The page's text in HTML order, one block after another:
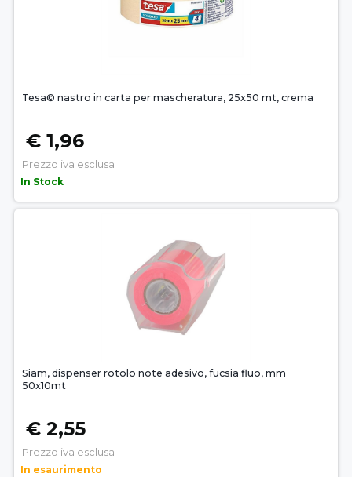
Tesa© nastro in carta per mascheratura, 25x50 mt, crema
€ 1,96
Prezzo iva esclusa
In Stock
Siam, dispenser rotolo note adesivo, fucsia fluo, mm
50x10mt
€ 2,55
Prezzo iva esclusa
In esaurimento